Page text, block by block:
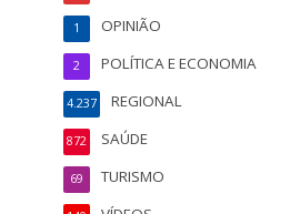
OPINIÃO
1
POLÍTICA E ECONOMIA
2
REGIONAL
4.237
SAÚDE
872
TURISMO
69